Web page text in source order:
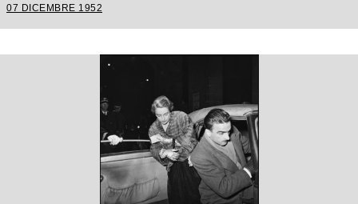
07 DICEMBRE 1952